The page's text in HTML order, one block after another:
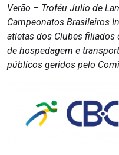
Verão – Troféu Julio de
Campeonatos Brasileiros
atletas dos Clubes filiados
de hospedagem e
públicos geridos pelo